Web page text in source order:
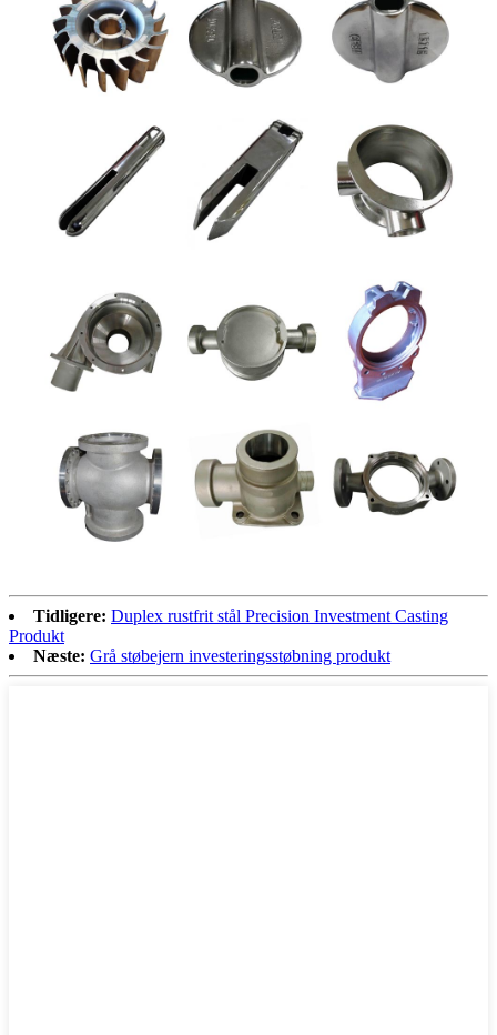
Tidligere: Duplex rustfrit stål Precision Investment Casting
Produkt
Næste: Grå støbejern investeringsstøbning produkt